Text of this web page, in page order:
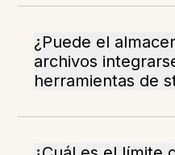
¿Puede el
archivos
herramientas de